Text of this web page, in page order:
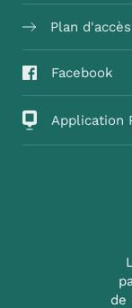
Plan d'accès
Facebook
Application
de